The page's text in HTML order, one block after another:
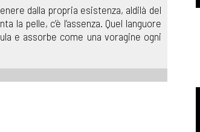
dalla propria esistenza, aldilà del
pelle, c’è l’assenza. Quel languore
e assorbe come una voragine ogni